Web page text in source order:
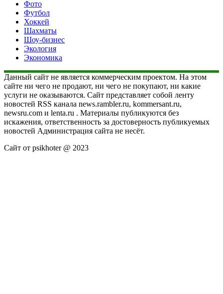
Фото
Футбол
Хоккей
Шахматы
Шоу-бизнес
Экология
Экономика
Данный сайт не является коммерческим проектом. На этом
сайте ни чего не продают, ни чего не покупают, ни какие
услуги не оказываются. Сайт представляет собой ленту
новостей RSS канала news.rambler.ru, kommersant.ru,
newsru.com и lenta.ru . Материалы публикуются без
искажения, ответственность за достоверность публикуемых
новостей Администрация сайта не несёт.
Сайт от psikhoter @ 2023